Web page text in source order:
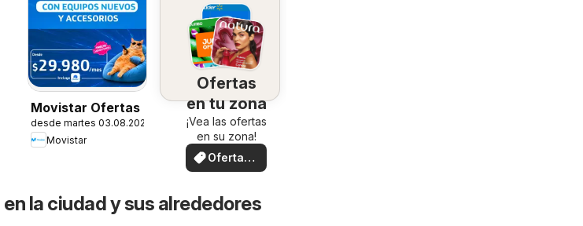
Movistar Ofertas
desde martes 03.08.2026
Movistar
Ofertas
en tu zona
¡Vea las ofertas
en su zona!
Ofertas
locales
la ciudad y sus alrededores